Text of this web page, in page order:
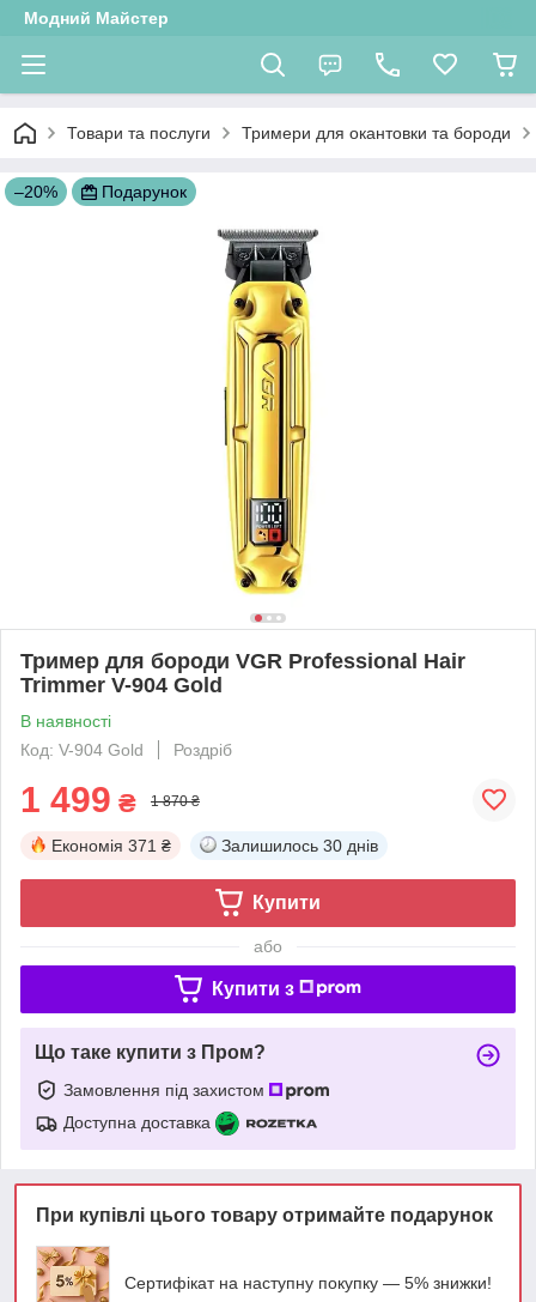
Модний Майстер
Товари та послуги Тримери для окантовки та бороди
–20% Подарунок
Тример для бороди VGR Professional Hair
Trimmer V-904 Gold
В наявності
Код: V-904 Gold
Роздріб
1 499 ₴ 1 870 ₴
Економія 371 ₴ Залишилось 30 днів
Купити
або
Купити з
Що таке купити з Пром?
Замовлення під захистом
Доступна доставка
При купівлі цього товару отримайте подарунок
Сертифікат на наступну покупку — 5% знижки!